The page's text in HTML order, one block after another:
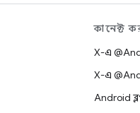
কানেক্ট
X-এ
X-এ
Android